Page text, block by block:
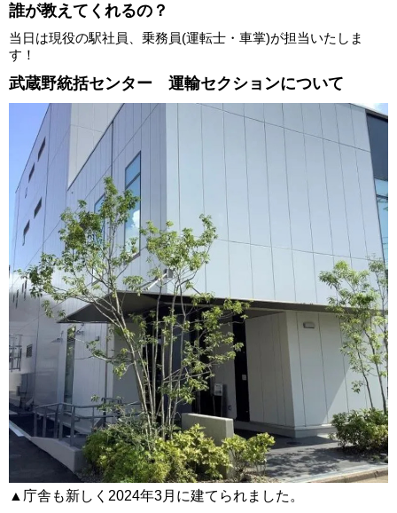
誰が教えてくれるの？
当日は現役の駅社員、乗務員(運転士・車掌)が担当いたしま
す！
武蔵野統括センター 運輸セクションについて
▲庁舎も新しく2024年3月に建てられました。